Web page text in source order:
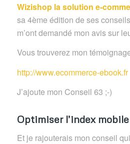
Wizishop la solution e-
sa 4ème édition de ses
m’ont demandé mon avis sur
Vous trouverez mon
http://www.ecommerce-ebook.fr
J’ajoute mon Conseil 63 ;-)
Optimiser l’index
Et je rajouterais mon conseil